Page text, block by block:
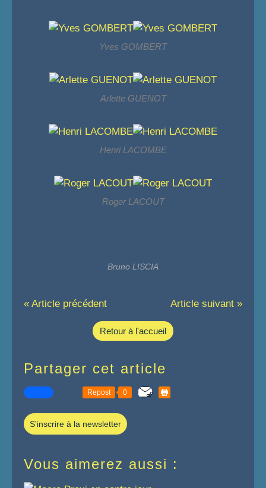
Yves GOMBERT
Arlette GUENOT
Henri LACOMBE
Roger LACOUT
Bruno LISCIA
« Article précédent Article suivant »
Retour à l'accueil
Partager cet article
Repost 0
S'inscrire à la newsletter
Vous aimerez aussi :